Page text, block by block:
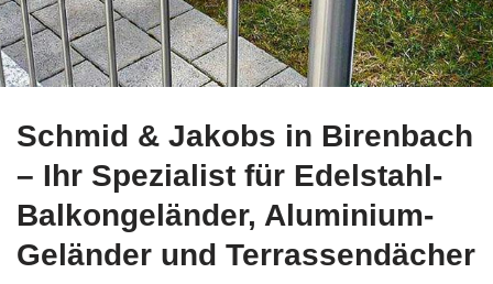
Edelstahl Balkongeländer für Birenbach bei ☀️Schmid-
Schmid & Jakobs in Birenbach
– Ihr Spezialist für Edelstahl-
Balkongeländer, Aluminium-
Geländer und Terrassendächer